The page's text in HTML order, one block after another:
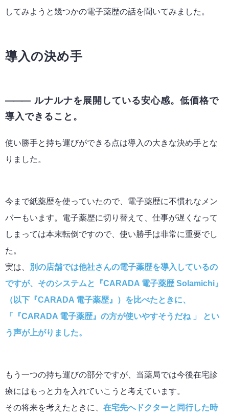
してみようと幾つかの電子薬歴の話を聞いてみました。
導入の決め手
ルナルナを展開している安心感。低価格で
導入できること。
使い勝手と持ち運びができる点は導入の大きな決め手とな
りました。
今まで紙薬歴を使っていたので、電子薬歴に不慣れなメン
バーもいます。電子薬歴に切り替えて、仕事が遅くなって
しまっては本末転倒ですので、使い勝手は非常に重要でし
た。
実は、
別の店舗では他社さんの電子薬歴を導入しているの
ですが、そのシステムと『CARADA 電子薬歴 Solamichi』
（以下『CARADA 電子薬歴』）を比べたときに、
「『CARADA 電子薬歴』の方が使いやすそうだね 」 とい
う声が上がりました。
もう一つの持ち運びの部分ですが、当薬局では今後在宅診
療にはもっと力を入れていこうと考えています。
その将来を考えたときに、 在宅先へドクターと同行した時